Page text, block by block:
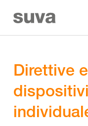
Direttive